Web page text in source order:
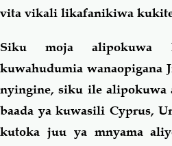
vita vikali likafanikiwa
Siku moja alipokuwa
kuwahudumia wanaopigana
nyingine, siku ile alipokuwa
baada ya kuwasili Cyprus,
kutoka juu ya mnyama